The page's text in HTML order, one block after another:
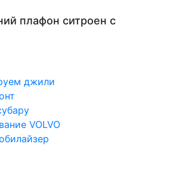
плафон ситроен с
джили
VOLVO